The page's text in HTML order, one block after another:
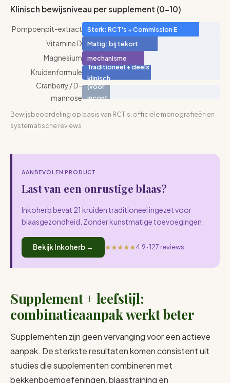
Klinisch bewijsniveau per supplement (0-10)
Pompoenpit-extract Sterk: RCT's + Commission E
Vitamine D Matig: bij tekort
Magnesium
Matig:
mechanisme
sterk
Kruidenformule
Traditioneel + deels
klinisch
Cranberry / D-
mannose
Zwak
(voor
incont
Bewijsbeoordeling op basis van RCT's, officiële monografieën en
systematische reviews
AANBEVOLEN PRODUCT
Last van een onrustige blaas?
Inkoherb bevat 21 kruiden traditioneel ingezet voor
blaasgezondheid. Zonder kunstmatige toevoegingen.
Bekijk Inkoherb → ★★★★★4.9 · 127 reviews
Supplement + leefstijl:
combinatieaanpak werkt beter
Supplementen zijn geen vervanging voor een actieve
aanpak. De sterkste resultaten komen consistent uit
studies die supplementen combineren met
bekkenboemoefeningen, blaastraining en